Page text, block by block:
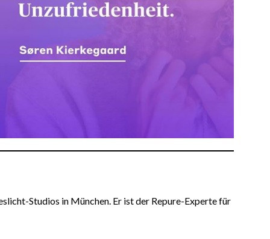
Studios in München. Er ist der Repure-Experte für